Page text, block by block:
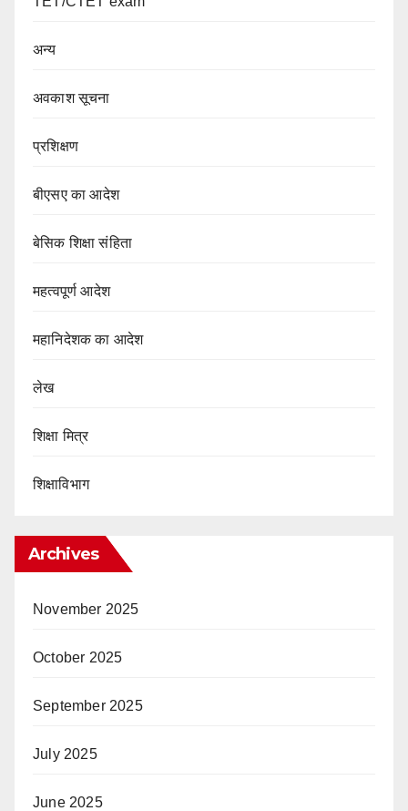
अन्य
अवकाश सूचना
प्रशिक्षण
बीएसए का आदेश
बेसिक शिक्षा संहिता
महत्वपूर्ण आदेश
महानिदेशक का आदेश
लेख
शिक्षा मित्र
शिक्षाविभाग
Archives
November 2025
October 2025
September 2025
July 2025
June 2025